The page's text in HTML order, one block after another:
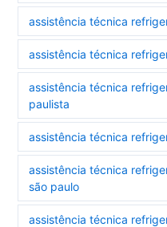
assistência técnica
assistência técnica
assistência técnica
paulista
assistência técnica
assistência técnica
são paulo
assistência técnica